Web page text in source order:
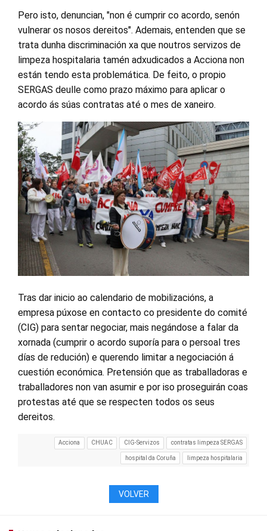
Pero isto, denuncian, "non é cumprir co acordo, senón
vulnerar os nosos dereitos". Ademais, entenden que se
trata dunha discriminación xa que noutros servizos de
limpeza hospitalaria tamén adxudicados a Acciona non
están tendo esta problemática. De feito, o propio
SERGAS deulle como prazo máximo para aplicar o
acordo ás súas contratas até o mes de xaneiro.
Tras dar inicio ao calendario de mobilizacións, a
empresa púxose en contacto co presidente do comité
(CIG) para sentar negociar, mais negándose a falar da
xornada (cumprir o acordo suporía para o persoal tres
días de redución) e querendo limitar a negociación á
cuestión económica. Pretensión que as traballadoras e
traballadores non van asumir e por iso proseguirán coas
protestas até que se respecten todos os seus
dereitos.
Acciona CHUAC CIG-Servizos contratas limpeza SERGAS
hospital da Coruña limpeza hospitalaria
VOLVER